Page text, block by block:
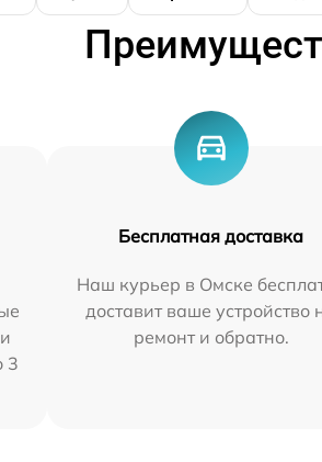
3
Бесплатная доставка
Наш курьер в Омске
доставит ваше устройство
ремонт и обратно.